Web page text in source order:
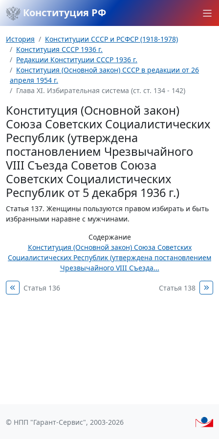
Конституция РФ
История
Конституции СССР и РСФСР (1918-1978)
Конституция СССР 1936 г.
Редакции Конституции СССР 1936 г.
Конституция (Основной закон) СССР в редакции от 26
апреля 1954 г.
Глава XI. Избирательная система (ст. ст. 134 - 142)
Конституция (Основной закон)
Союза Советских Социалистических
Республик (утверждена
постановлением Чрезвычайного
VIII Съезда Советов Союза
Советских Социалистических
Республик от 5 декабря 1936 г.)
Статья 137. Женщины пользуются правом избирать и быть
избранными наравне с мужчинами.
Содержание
Конституция (Основной закон) Союза Советских
Социалистических Республик (утверждена постановлением
Чрезвычайного VIII Съезда...
Статья 136 Статья 138
© НПП "Гарант-Сервис", 2003-2026